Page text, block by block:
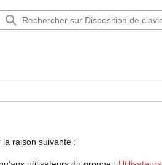
raison suivante :